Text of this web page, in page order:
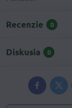
Recenzie 0
Diskusia 0
Facebook